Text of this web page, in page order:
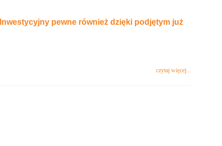
pewne również dzięki podjętym już
czytaj więcej...